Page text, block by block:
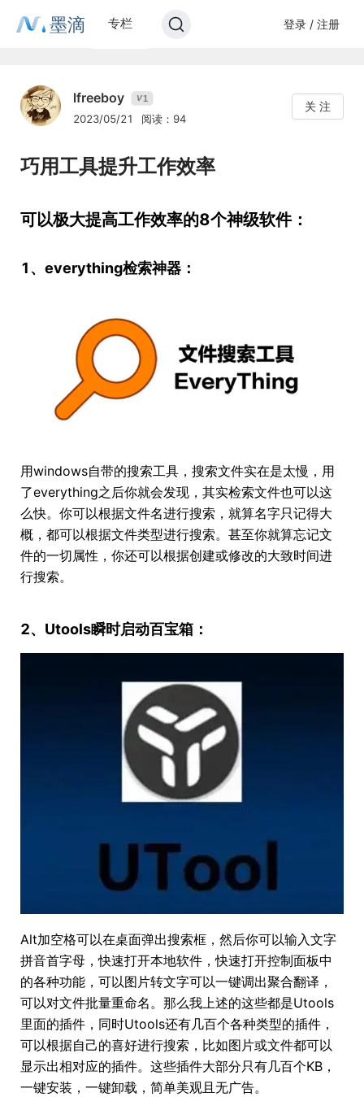
墨滴 专栏 登录 / 注册
lfreeboy V1
2023/05/21 阅读：94
关 注
巧用工具提升工作效率
可以极大提高工作效率的8个神级软件：
1、everything检索神器：
用windows自带的搜索工具，搜索文件实在是太慢，用
了everything之后你就会发现，其实检索文件也可以这
么快。你可以根据文件名进行搜索，就算名字只记得大
概，都可以根据文件类型进行搜索。甚至你就算忘记文
件的一切属性，你还可以根据创建或修改的大致时间进
行搜索。
2、Utools瞬时启动百宝箱：
Alt加空格可以在桌面弹出搜索框，然后你可以输入文字
拼音首字母，快速打开本地软件，快速打开控制面板中
的各种功能，可以图片转文字可以一键调出聚合翻译，
可以对文件批量重命名。那么我上述的这些都是Utools
里面的插件，同时Utools还有几百个各种类型的插件，
可以根据自己的喜好进行搜索，比如图片或文件都可以
显示出相对应的插件。这些插件大部分只有几百个KB，
一键安装，一键卸载，简单美观且无广告。